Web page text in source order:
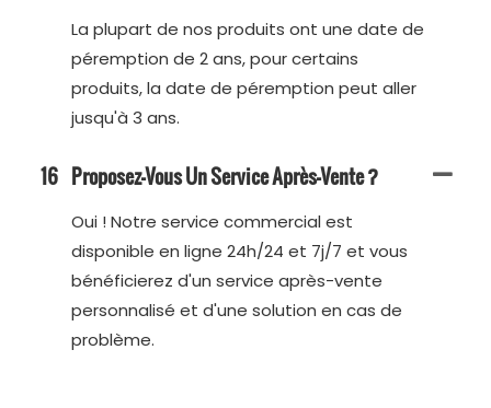
La plupart de nos produits ont une date de
péremption de 2 ans, pour certains
produits, la date de péremption peut aller
jusqu'à 3 ans.
16 Proposez-Vous Un Service Après-Vente ?
Oui ! Notre service commercial est
disponible en ligne 24h/24 et 7j/7 et vous
bénéficierez d'un service après-vente
personnalisé et d'une solution en cas de
problème.